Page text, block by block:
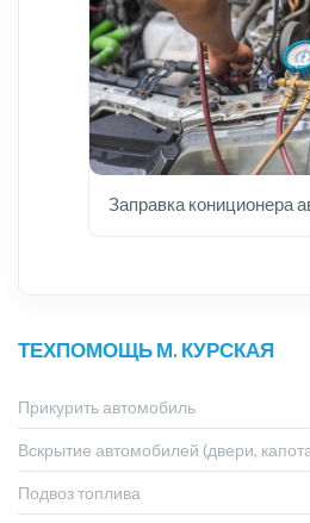
Заправка кониционера
ТЕХПОМОЩЬ М. КУРСКАЯ
Прикурить автомобиль
Вскрытие автомобилей (двери,
Подвоз топлива